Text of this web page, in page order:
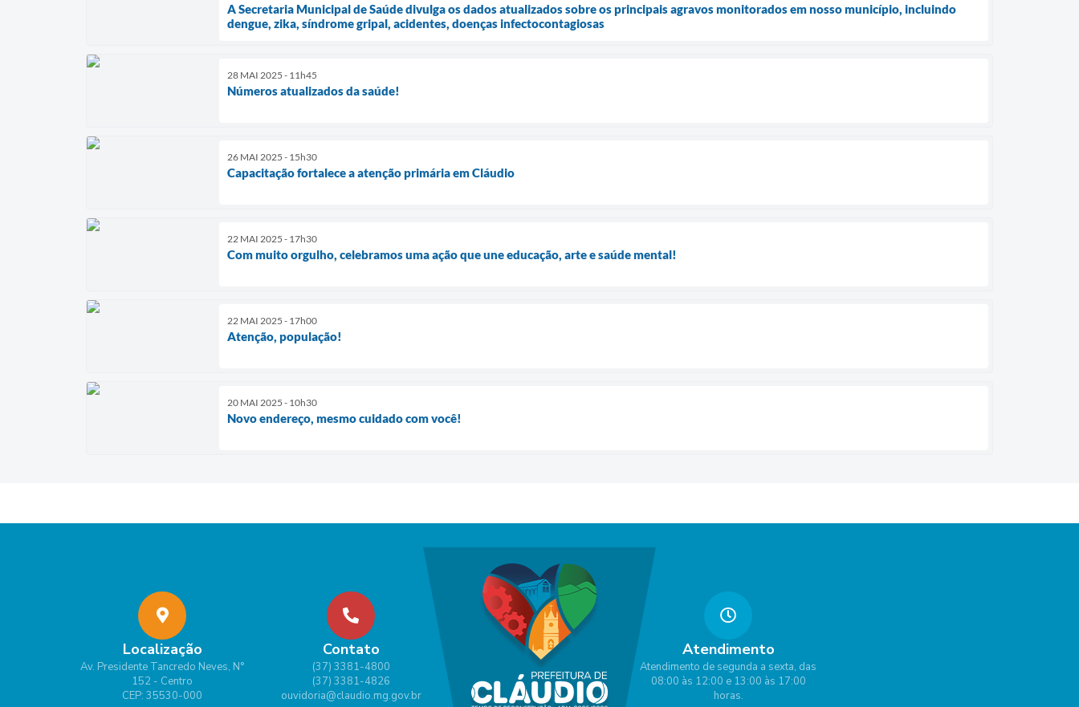
A Secretaria Municipal de Saúde divulga os dados atualizados sobre os principais agravos monitorados em nosso município, incluindo
dengue, zika, síndrome gripal, acidentes, doenças infectocontagiosas
28 MAI 2025 - 11h45
Números atualizados da saúde!
26 MAI 2025 - 15h30
Capacitação fortalece a atenção primária em Cláudio
22 MAI 2025 - 17h30
Com muito orgulho, celebramos uma ação que une educação, arte e saúde mental!
22 MAI 2025 - 17h00
Atenção, população!
20 MAI 2025 - 10h30
Novo endereço, mesmo cuidado com você!
Localização
Av. Presidente Tancredo Neves, N°
152 - Centro
CEP: 35530-000
Contato
(37) 3381-4800
(37) 3381-4826
ouvidoria@claudio.mg.gov.br
Atendimento
Atendimento de segunda a sexta, das
08:00 às 12:00 e 13:00 às 17:00
horas.